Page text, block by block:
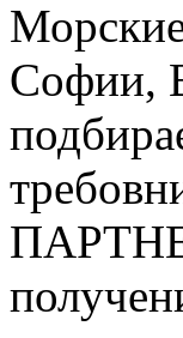
Софии,